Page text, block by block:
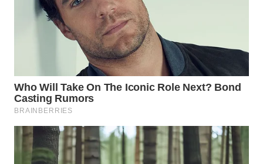
WAHANA
TV
WAHANANEWS
CO ID
WAHANANEWS
NET